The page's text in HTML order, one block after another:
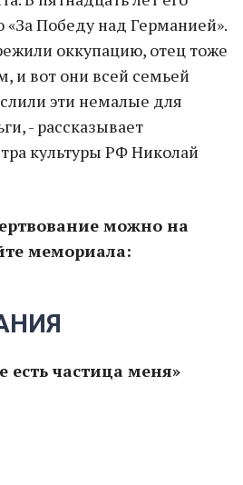
Победу над Германией».
оккупацию, отец тоже
и вот они всей семьей
эти немалые для
- рассказывает
культуры РФ Николай
можно на
мемориала:
есть частица меня»